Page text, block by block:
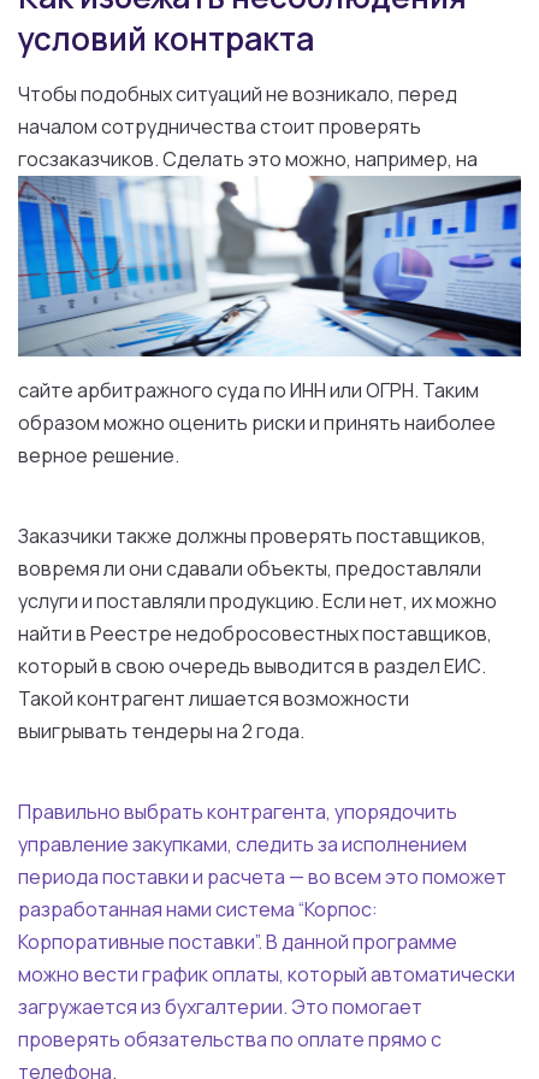
условий контракта
Чтобыподобныхситуацийневозникало, перед
началом сотрудничества стоит проверять
госзаказчиков. Сделатьэтоможно, например, на
сайтеарбитражного судапоИННилиОГРН. Таким
образом можно оценить рискиипринять наиболее
верное решение.
Заказчики такжедолжныпроверятьпоставщиков,
вовремя ли они сдавали объекты, предоставляли
услугиипоставляли продукцию.Еслинет, ихможно
найтивРеестре недобросовестныхпоставщиков,
которыйвсвою очередь выводитсяв разделЕИС.
Такойконтрагент лишается возможности
выигрывать тендерына2года.
Правильно выбрать контрагента, упорядочить
управлениезакупками, следитьзаисполнением
периодапоставкии расчета — вовсемэтопоможет
разработаннаянамисистема“Корпос:
Корпоративныепоставки”.Вданнойпрограмме
можно вести графикоплаты, которыйавтоматически
загружаетсяизбухгалтерии. Этопомогает
проверятьобязательствапооплатепрямос
телефона.